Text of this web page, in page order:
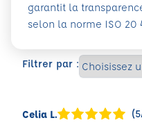
Filtrer par :
Celia L.
garantit la
selon la norme ISO 20